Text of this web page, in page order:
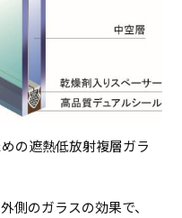
の遮熱低放射複層ガラ
側のガラスの効果で、